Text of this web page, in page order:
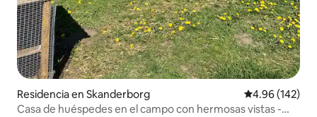
Residencia en Skanderborg Calificación
4.96 (142)
Casa de huéspedes en el campo con hermosas vistas -